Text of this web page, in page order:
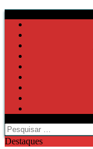
Pesquisar
por:
Destaques